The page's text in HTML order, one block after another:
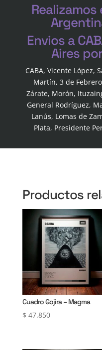
Envios a
Aires
CABA, Vicente López,
Martín, 3 de
Zárate, Morón,
General Rodríguez,
Lanús, Lomas de
Plata, Presidente
Productos
Cuadro Gojira – Magma
$ 47.850